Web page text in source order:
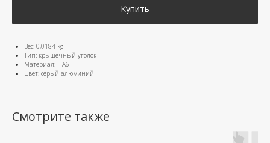
Купить
Вес: 0,0184 kg
Тип: крышечный уголок
Материал: ПА6
Цвет: серый алюминий
Смотрите также